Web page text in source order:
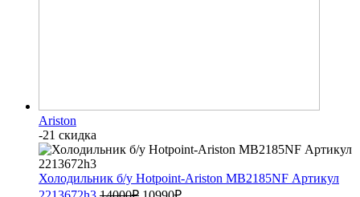
Ariston
-21 скидка
Холодильник б/у Hotpoint-Ariston MB2185NF Артикул